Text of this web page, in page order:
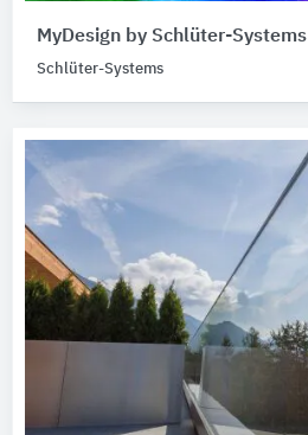
MyDesign by Schlüter-Systems
Schlüter-Systems